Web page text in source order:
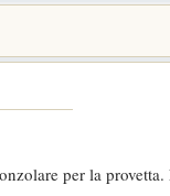
per la provetta.